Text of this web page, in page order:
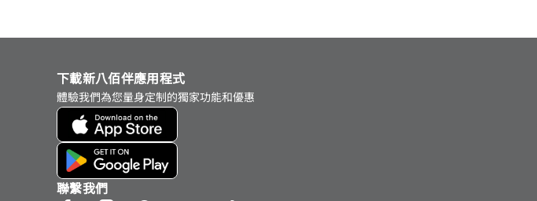
下載新八佰伴應用程式
體驗我們為您量身定制的獨家功能和優惠
聯繫我們